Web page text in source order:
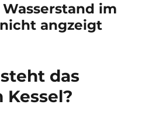
Wasserstand im
angzeigt
das
Kessel?